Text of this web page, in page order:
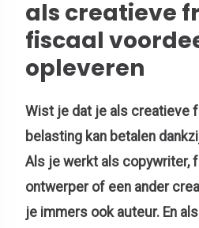
als creatieve
fiscaal
opleveren
Wist je dat je als creatieve
belasting kan betalen
Als je werkt als copywriter,
ontwerper of een ander
je immers ook auteur. En